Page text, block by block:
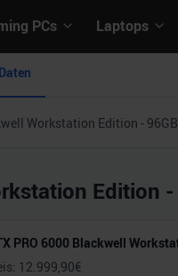
PCs Laptops
Workstation Edition - 96GB
Edition
PRO 6000 Blackwell
12.999,90€